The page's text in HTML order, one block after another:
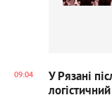
09:04
У Рязані